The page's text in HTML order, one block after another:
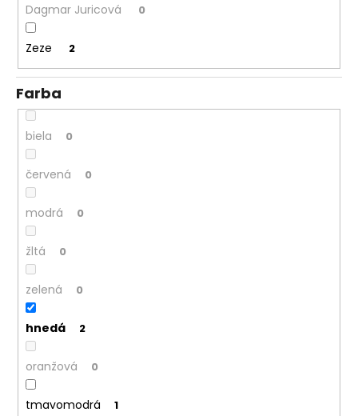
Dagmar Juricová 0
Zeze 2
Farba
biela 0
červená 0
modrá 0
žltá 0
zelená 0
hnedá 2
oranžová 0
tmavomodrá 1